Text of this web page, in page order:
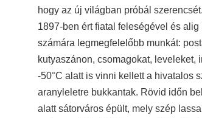
hogy az új világban próbál
1897-ben ért fiatal feleségével és
számára legmegfelelőbb munkát:
kutyaszánon, csomagokat,
-50°C alatt is vinni kellett a hivatalos
aranyleletre bukkantak. Rövid időn
alatt sátorváros épült, mely szép